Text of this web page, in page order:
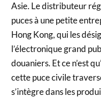
Asie. Le distributeur
puces à une petite
Hong Kong, qui les
l’électronique grand
douaniers. Et ce n’est
cette puce civile
s’intègre dans les